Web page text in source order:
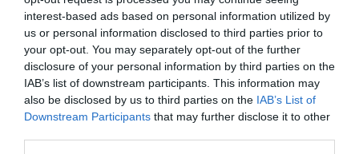
interest-based ads based on personal information utilized by
us or personal information disclosed to third parties prior to
your opt-out. You may separately opt-out of the further
disclosure of your personal information by third parties on the
IAB’s list of downstream participants. This information may
also be disclosed by us to third parties on the IAB’s List of
Downstream Participants that may further disclose it to other
Cette ordonnance devra préciser également les
modes de passage à l’intérieur des cycles du primaire
et les moyens de réintégrer les enfants qui ont quitté
le système éducatif. Cependant, reconnaît Alassane
Ouattara, le succès de la politique de scolarisation
obligatoire ne sera garanti que si les familles y sont